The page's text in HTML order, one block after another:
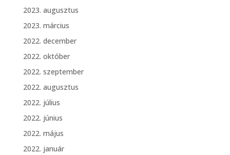
2023. augusztus
2023. március
2022. december
2022. október
2022. szeptember
2022. augusztus
2022. július
2022. június
2022. május
2022. január